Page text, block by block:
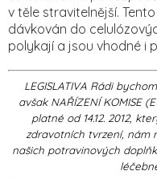
v těle stravitelnější.
dávkován do
polykají a jsou vhodné i
LEGISLATIVA Rádi
avšak NAŘÍZENÍ KOMISE
platné od 14.12. 2012,
zdravotních tvrzení, nám
našich potravinových